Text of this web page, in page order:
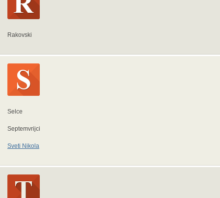
Rakovski
Selce
Septemvrijci
Sveti Nikola